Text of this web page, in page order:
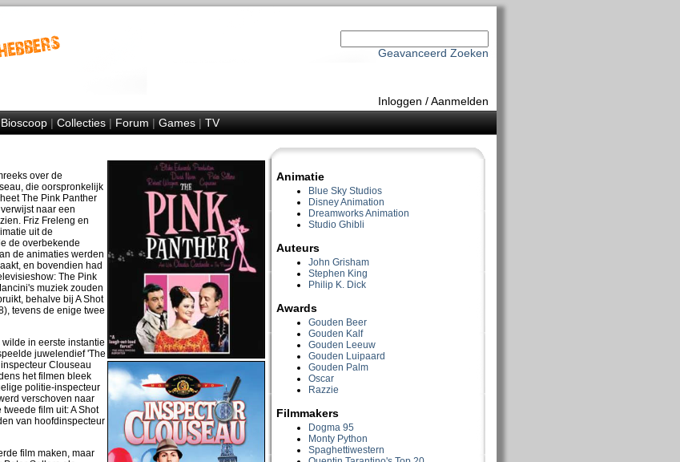
Geavanceerd Zoeken
Inloggen /Aanmelden
Bioscoop|Collecties|Forum|Games|TV
Animatie
Blue Sky Studios
Disney Animation
Dreamworks Animation
Studio Ghibli
Auteurs
John Grisham
Stephen King
Philip K. Dick
Awards
Gouden Beer
Gouden Kalf
Gouden Leeuw
Gouden Luipaard
Gouden Palm
Oscar
Razzie
Filmmakers
Dogma 95
Monty Python
Spaghettiwestern
over de
die oorspronkelijk
The Pink Panther
naar een
Friz Freleng en
uit de
de overbekende
de animaties werden
en bovendien had
The Pink
muziek zouden
behalve bij A Shot
tevens de enige twee
wilde in eerste instantie
juwelendief 'The
Clouseau
het filmen bleek
politie-inspecteur
verschoven naar
film uit: A Shot
van hoofdinspecteur
film maken, maar